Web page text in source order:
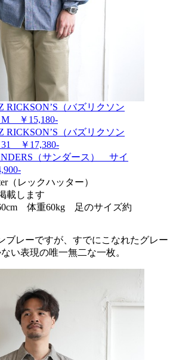
RICKSON’S（バズリクソン
￥15,180-
RICKSON’S（バズリクソン
￥17,380-
（サンダース） サイ
（レックハッター）
載します
体重60kg 足のサイズ約
ブレーですが、すでにこなれたグレー
い表現の唯一無二な一枚。